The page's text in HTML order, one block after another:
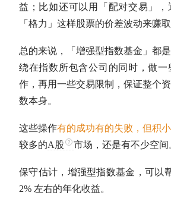
益 ；比如还可以用「配对交易」，
「格力」这样股票的价差波动来赚取
总的来说，「增强型指数基金 」都
绕在指数所包含公司的同时，做
作，再用一些交易限制，保证整个
数本身。
这些操作有的成功有的失败，但积小
较多的A股 市场，还是有不少空间
保守估计，增强型指数基金 ，可以
2% 左右的年化收益。